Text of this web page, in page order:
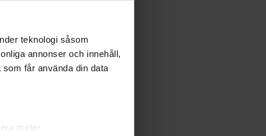
teknologi såsom
annonser och innehåll,
får använda din data
meter